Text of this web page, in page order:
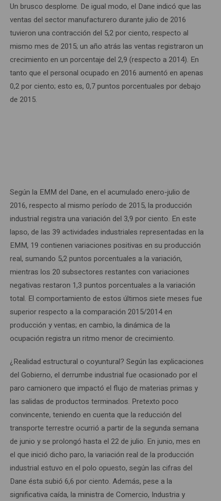
Un brusco desplome. De igual modo, el Dane indicó que las
ventas del sector manufacturero durante julio de 2016
tuvieron una contracción del 5,2 por ciento, respecto al
mismo mes de 2015; un año atrás las ventas registraron un
crecimiento en un porcentaje del 2,9 (respecto a 2014). En
tanto que el personal ocupado en 2016 aumentó en apenas
0,2 por ciento; esto es, 0,7 puntos porcentuales por debajo
de 2015.
Según la EMM del Dane, en el acumulado enero-julio de
2016, respecto al mismo período de 2015, la producción
industrial registra una variación del 3,9 por ciento. En este
lapso, de las 39 actividades industriales representadas en la
EMM, 19 contienen variaciones positivas en su producción
real, sumando 5,2 puntos porcentuales a la variación,
mientras los 20 subsectores restantes con variaciones
negativas restaron 1,3 puntos porcentuales a la variación
total. El comportamiento de estos últimos siete meses fue
superior respecto a la comparación 2015/2014 en
producción y ventas; en cambio, la dinámica de la
ocupación registra un ritmo menor de crecimiento.
¿Realidad estructural o coyuntural? Según las explicaciones
del Gobierno, el derrumbe industrial fue ocasionado por el
paro camionero que impactó el flujo de materias primas y
las salidas de productos terminados. Pretexto poco
convincente, teniendo en cuenta que la reducción del
transporte terrestre ocurrió a partir de la segunda semana
de junio y se prolongó hasta el 22 de julio. En junio, mes en
el que inició dicho paro, la variación real de la producción
industrial estuvo en el polo opuesto, según las cifras del
Dane ésta subió 6,6 por ciento. Además, pese a la
significativa caída, la ministra de Comercio, Industria y